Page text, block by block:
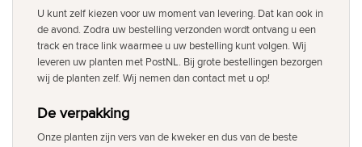
U kunt zelf kiezen voor uw moment van levering. Dat kan ook in
de avond. Zodra uw bestelling verzonden wordt ontvang u een
track en trace link waarmee u uw bestelling kunt volgen. Wij
leveren uw planten met PostNL. Bij grote bestellingen bezorgen
wij de planten zelf. Wij nemen dan contact met u op!
De verpakking
Onze planten zijn vers van de kweker en dus van de beste